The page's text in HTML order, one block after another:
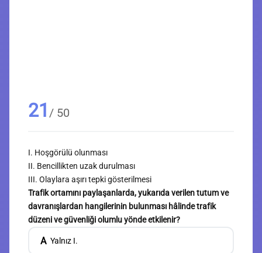
21 / 50
I. Hoşgörülü olunması
II. Bencillikten uzak durulması
III. Olaylara aşırı tepki gösterilmesi
Trafik ortamını paylaşanlarda, yukarıda verilen tutum ve
davranışlardan hangilerinin bulunması hâlinde trafik
düzeni ve güvenliği olumlu yönde etkilenir?
A Yalnız I.